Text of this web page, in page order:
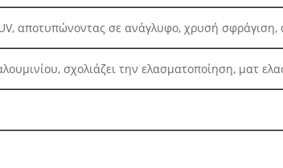
αποτυπώνοντας σε ανάγλυφο, χρυσή σφράγιση,
σχολιάζει την ελασματοποίηση, ματ